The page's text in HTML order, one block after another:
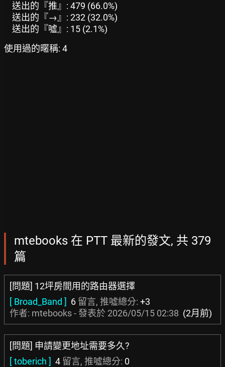
送出的『推』: 479 (66.0%)
送出的『→』: 232 (32.0%)
送出的『噓』: 15 (2.1%)
使用過的暱稱: 4
mtebooks 在 PTT 最新的發文, 共 379
篇
[問題] 12坪房間用的路由器選擇
[ Broad_Band ] 6 留言, 推噓總分: +3
作者: mtebooks - 發表於 2026/05/15 02:38 (2月前)
[問題] 申請變更地址需要多久?
[ toberich ] 4 留言, 推噓總分: 0